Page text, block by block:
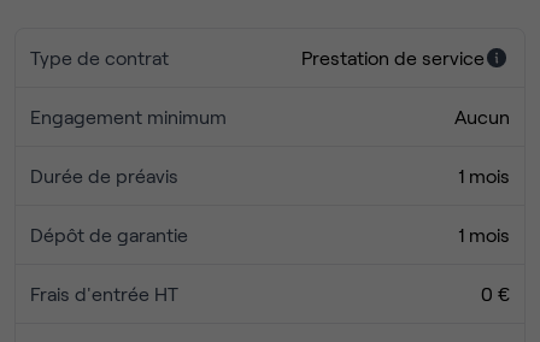
Type de contrat Prestation de service
Engagement minimum Aucun
Durée de préavis 1 mois
Dépôt de garantie 1 mois
Frais d'entrée HT 0 €